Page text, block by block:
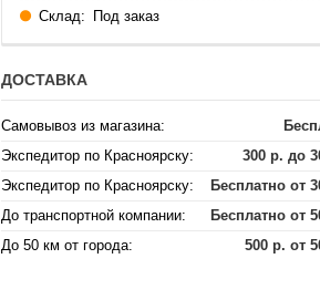
Склад:
Под заказ
ДОСТАВКА
Самовывоз из магазина:
Экспедитор по Красноярску:
300 р. до
Экспедитор по Красноярску:
Бесплатно от
До транспортной компании:
Бесплатно от
До 50 км от города:
500 р. от